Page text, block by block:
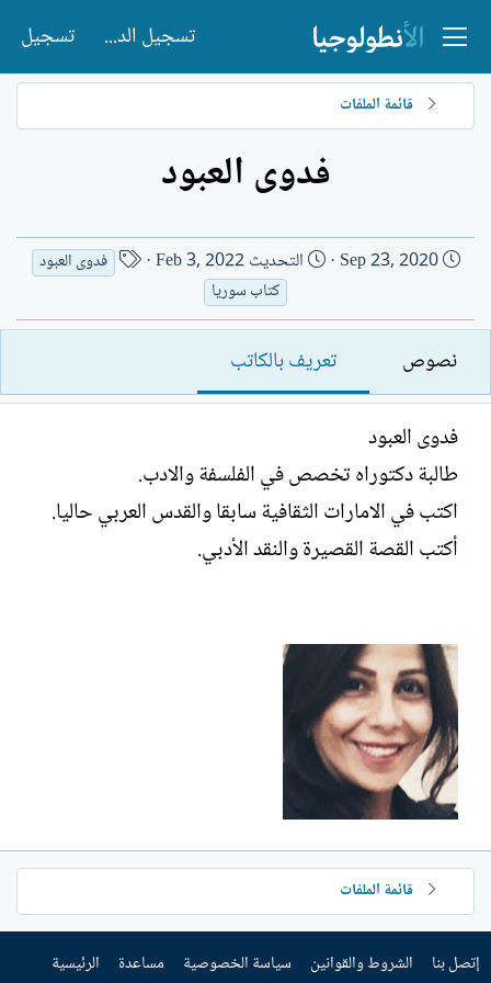
تسجيل الدخول تسجيل
قائمة الملفات
فدوى العبود
ت
ر
ي
خ
ا
إ
ن
ا
ء
Sep 23, 2020 التحديث Feb 3, 2022
ا
م
ا
ك
فدوى العبود
كتاب سوريا
نصوص تعريف بالكاتب
فدوى العبود
طالبة دكتوراه تخصص في الفلسفة والادب.
اكتب في الامارات الثقافية سابقا والقدس العربي حاليا.
أكتب القصة القصيرة والنقد الأدبي.
قائمة الملفات
إتصل بنا الشروط والقوانين سياسة الخصوصية مساعدة الرئيسية